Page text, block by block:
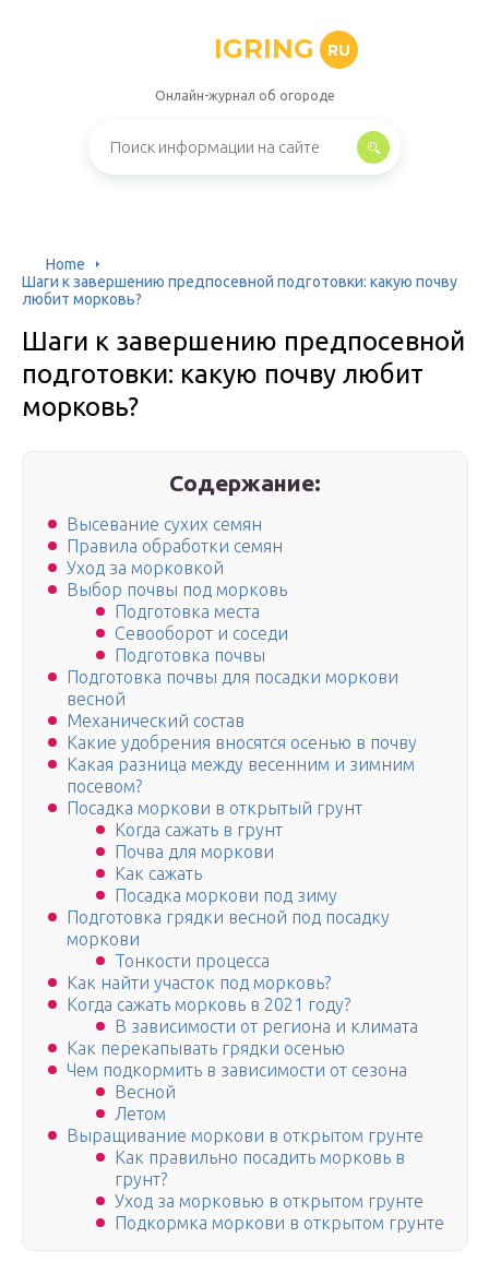
IGRING RU
Онлайн-журнал об огороде
Home
Шаги к завершению предпосевной подготовки: какую почву
любит морковь?
Шаги к завершению предпосевной
подготовки: какую почву любит
морковь?
Содержание:
Высевание сухих семян
Правила обработки семян
Уход за морковкой
Выбор почвы под морковь
Подготовка места
Севооборот и соседи
Подготовка почвы
Подготовка почвы для посадки моркови
весной
Механический состав
Какие удобрения вносятся осенью в почву
Какая разница между весенним и зимним
посевом?
Посадка моркови в открытый грунт
Когда сажать в грунт
Почва для моркови
Как сажать
Посадка моркови под зиму
Подготовка грядки весной под посадку
моркови
Тонкости процесса
Как найти участок под морковь?
Когда сажать морковь в 2021 году?
В зависимости от региона и климата
Как перекапывать грядки осенью
Чем подкормить в зависимости от сезона
Весной
Летом
Выращивание моркови в открытом грунте
Как правильно посадить морковь в
грунт?
Уход за морковью в открытом грунте
Подкормка моркови в открытом грунте